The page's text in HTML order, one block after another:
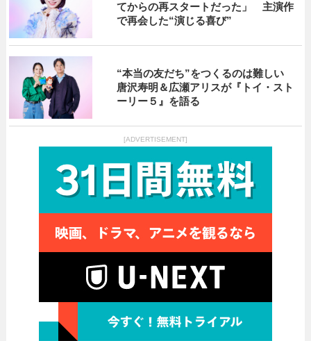
てからの再スタートだった」 主演作
で再会した“演じる喜び”
“本当の友だち”をつくるのは難しい
唐沢寿明＆広瀬アリスが『トイ・スト
ーリー５』を語る
[ADVERTISEMENT]